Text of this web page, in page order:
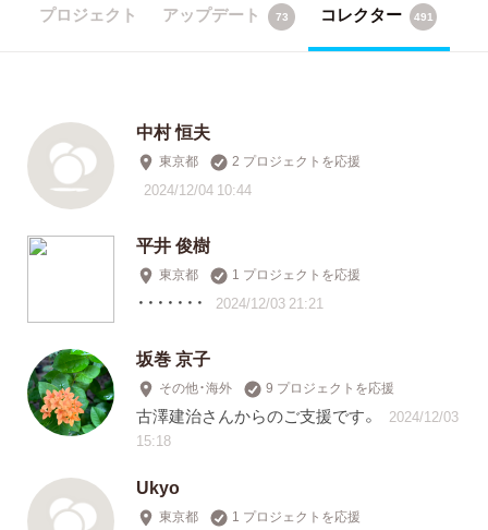
プロジェクト アップデート 73 コレクター 491
中村 恒夫
東京都 2 プロジェクトを応援
2024/12/04 10:44
平井 俊樹
東京都 1 プロジェクトを応援
・・・・・・・ 2024/12/03 21:21
坂巻 京子
その他・海外 9 プロジェクトを応援
古澤建治さんからのご支援です。
2024/12/03
15:18
Ukyo
東京都 1 プロジェクトを応援